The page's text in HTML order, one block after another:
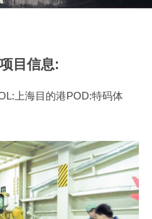
目信息:
上海目的港POD:特码体